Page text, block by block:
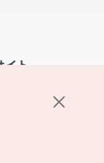
ト